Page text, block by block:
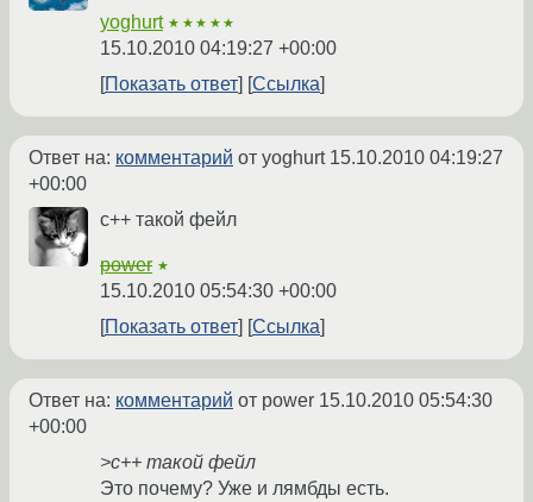
yoghurt ★★★★★
15.10.2010 04:19:27 +00:00
Показать ответ
Ссылка
Ответ на: комментарий от yoghurt 15.10.2010 04:19:27
+00:00
c++ такой фейл
power ★
15.10.2010 05:54:30 +00:00
Показать ответ
Ссылка
Ответ на: комментарий от power 15.10.2010 05:54:30
+00:00
>c++ такой фейл
Это почему? Уже и лямбды есть.